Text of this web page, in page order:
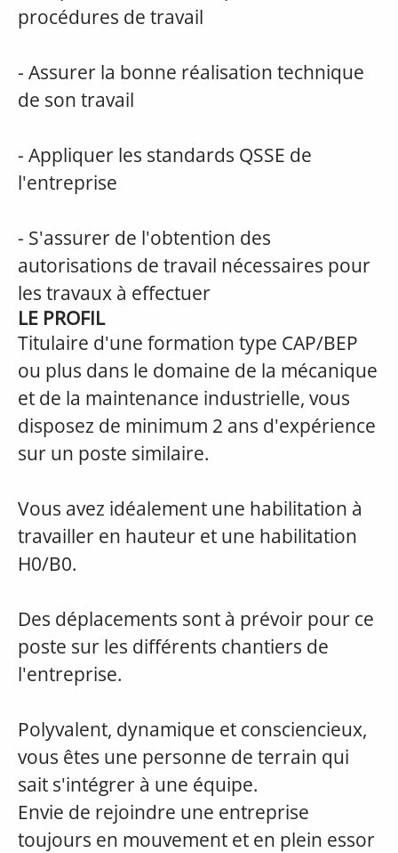
procédures de travail
- Assurer la bonne réalisation technique
de son travail
- Appliquer les standards QSSE de
l'entreprise
- S'assurer de l'obtention des
autorisations de travail nécessaires pour
les travaux à effectuer
LE PROFIL
Titulaire d'une formation type CAP/BEP
ou plus dans le domaine de la mécanique
et de la maintenance industrielle, vous
disposez de minimum 2 ans d'expérience
sur un poste similaire.
Vous avez idéalement une habilitation à
travailler en hauteur et une habilitation
H0/B0.
Des déplacements sont à prévoir pour ce
poste sur les différents chantiers de
l'entreprise.
Polyvalent, dynamique et consciencieux,
vous êtes une personne de terrain qui
sait s'intégrer à une équipe.
Envie de rejoindre une entreprise
toujours en mouvement et en plein essor